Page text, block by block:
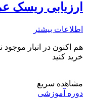
ارزیابی ریسک
اطلاعات بیشتر
هم اکنون در انبار
خرید کنید
مشاهده سریع
دوره آموزشی